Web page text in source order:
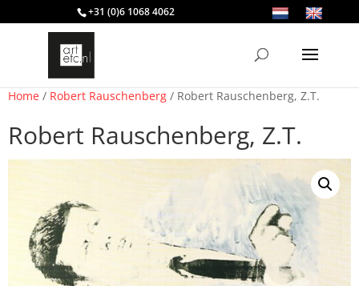
+31 (0)6 1068 4062
Home / Robert Rauschenberg / Robert Rauschenberg, Z.T.
Robert Rauschenberg, Z.T.